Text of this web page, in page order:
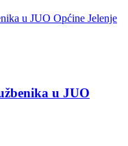
u JUO